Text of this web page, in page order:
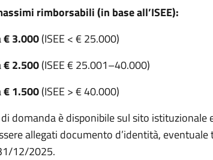
rimborsabili (in base all’ISEE):
€ 3.000(ISEE < € 25.000)
€ 2.500(ISEE € 25.001–40.000)
€ 1.500(ISEE > € 40.000)
domanda è disponibile sul sito
allegati documento d’identità,
12/2025.